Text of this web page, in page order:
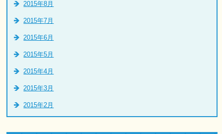
2015年8月
2015年7月
2015年6月
2015年5月
2015年4月
2015年3月
2015年2月